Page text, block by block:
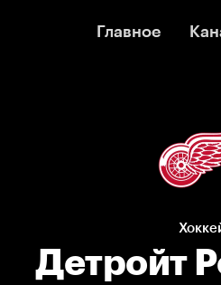
Главное
Главное
Детройт